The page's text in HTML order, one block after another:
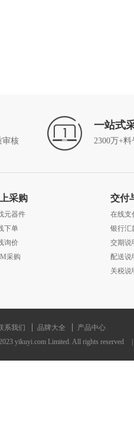
审核
一站式
2300万+
采购
元器件
下单
询价
采购
交付
在线支
银行汇
交期说
配送说
关税说
系我们 品牌大全
产品中心
yikuyi.com Limited. All rights reserved